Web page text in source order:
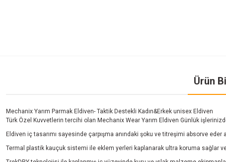
Ürün
Mechanix Yarım Parmak Eldiven- Taktik Destekli Kadın&Erkek unisex Eldiven
Türk Özel Kuvvetlerin tercihi olan Mechanix Wear Yarım Eldiven Günlük
Eldiven iç tasarımı sayesinde çarpışma anındaki şoku ve titreşimi absorve eder
Termal plastik kauçuk sistemi ile eklem yerleri kaplanarak ultra koruma sağlar